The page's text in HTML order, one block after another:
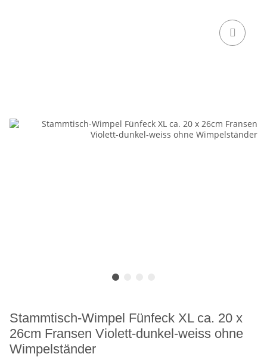
Stammtisch-Wimpel Fünfeck XL ca. 20 x
26cm Fransen Violett-dunkel-weiss ohne
Wimpelständer